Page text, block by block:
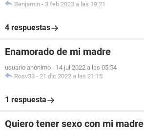
Benjamin - 3 feb 2023 a las 19:21
4 respuestas
Enamorado de mi madre
usuario anónimo - 14 jul 2022 a las 05:54
Rosv33 - 21 dic 2022 a las 21:15
1 respuesta
Quiero tener sexo con mi madre